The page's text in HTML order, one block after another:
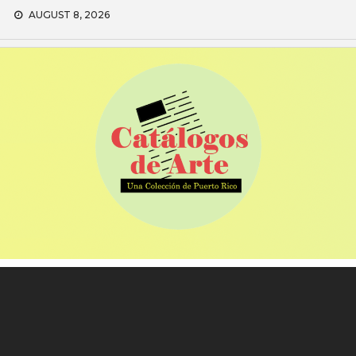
Skip
content
AUGUST 8, 2026